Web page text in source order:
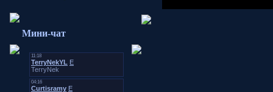
Мини-чат